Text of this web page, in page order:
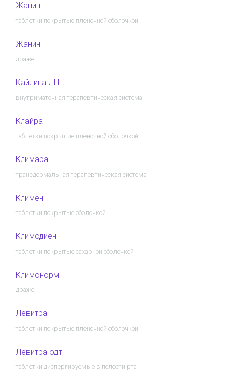
Жанин
таблетки покрытые пленочной оболочкой
Жанин
драже
Кайлина ЛНГ
внутриматочная терапевтическая система
Клайра
таблетки покрытые пленочной оболочкой
Климара
трансдермальная терапевтическая система
Климен
таблетки покрытые оболочкой
Климодиен
таблетки покрытые сахарной оболочкой
Климонорм
драже
Левитра
таблетки покрытые пленочной оболочкой
Левитра одт
таблетки диспергируемые в полости рта